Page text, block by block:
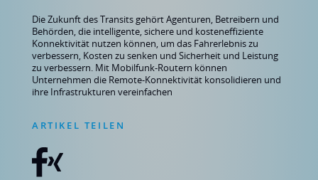
Die Zukunft des Transits gehört Agenturen, Betreibern und
Behörden, die intelligente, sichere und kosteneffiziente
Konnektivität nutzen können, um das Fahrerlebnis zu
verbessern, Kosten zu senken und Sicherheit und Leistung
zu verbessern. Mit Mobilfunk-Routern können
Unternehmen die Remote-Konnektivität konsolidieren und
ihre Infrastrukturen vereinfachen
ARTIKEL TEILEN